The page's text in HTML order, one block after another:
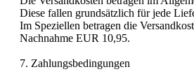
Diese fallen grundsätzlich für jede
Im Speziellen betragen die
Nachnahme EUR 10,95.
7. Zahlungsbedingungen